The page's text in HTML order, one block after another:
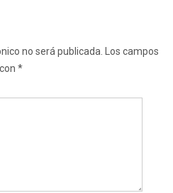
no será publicada.
Los campos
*